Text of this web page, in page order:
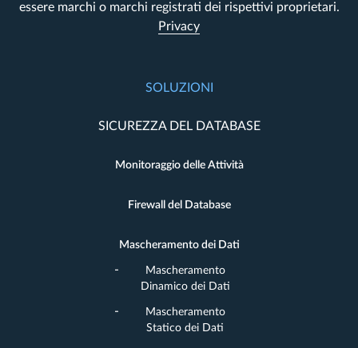
essere marchi o marchi registrati dei rispettivi proprietari.
Privacy
SOLUZIONI
SICUREZZA DEL DATABASE
Monitoraggio delle Attività
Firewall del Database
Mascheramento dei Dati
Mascheramento
Dinamico dei Dati
Mascheramento
Statico dei Dati